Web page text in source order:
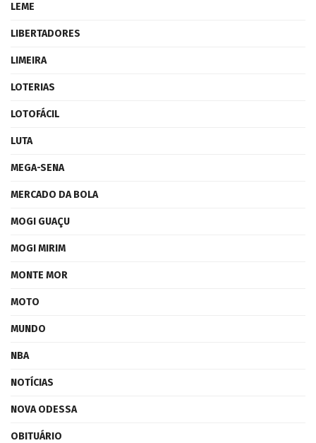
LEME
LIBERTADORES
LIMEIRA
LOTERIAS
LOTOFÁCIL
LUTA
MEGA-SENA
MERCADO DA BOLA
MOGI GUAÇU
MOGI MIRIM
MONTE MOR
MOTO
MUNDO
NBA
NOTÍCIAS
NOVA ODESSA
OBITUÁRIO